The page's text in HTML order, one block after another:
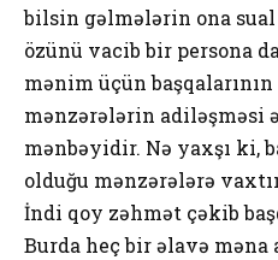
bilsin gəlmələrin ona
özünü vacib bir persona
mənim üçün
mənzərələrin adiləşməsi
mənbəyidir. Nə yaxşı ki,
olduğu mənzərələrə
İndi qoy zəhmət çəkib
Burda heç bir əlavə